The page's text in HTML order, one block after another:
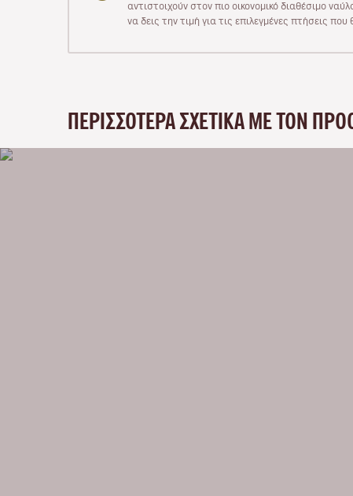
αντιστοιχούν στον πιο οικονομικό διαθέσιμο
να δεις την τιμή για τις επιλεγμένες πτήσεις
ΠΕΡΙΣΣΌΤΕΡΑ ΣΧΕΤΙΚΆ ΜΕ ΤΟΝ